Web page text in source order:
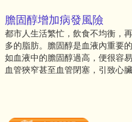
膽固醇增加病發風險
都市人生活繁忙，飲食不均衡，
多的脂肪。膽固醇是血液內重要
如血液中的膽固醇過高，便很容
血管狹窄甚至血管閉塞，引致心臟